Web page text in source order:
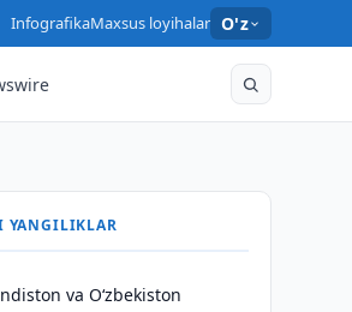
InfografikaMaxsus loyihalar O'z
YANGILIKLAR
va Oʻzbekiston